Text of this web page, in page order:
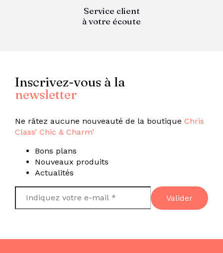
Service client
à votre écoute
Inscrivez-vous à la
newsletter
Ne râtez aucune nouveauté de la boutique Chris
Class’ Chic & Charm’
Bons plans
Nouveaux produits
Actualités